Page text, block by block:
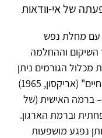
של אי-וודאות
עם מחלת נפש
השיקום וההחלמה
מכלול הגורמים ניתן
לחשוב עליהם בעזרת מודל של "מעגלי חיים" (אריקסון, 1965)
ברמה האישית (של
וברמת הארגון.
נפגע מושפעות